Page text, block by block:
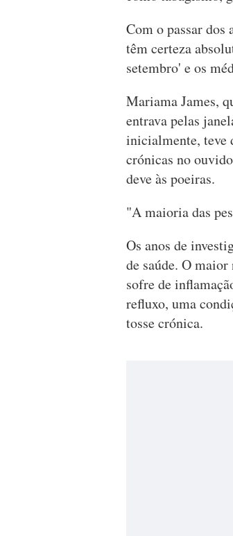
Com o passar dos
têm certeza
setembro' e os
Mariama James,
entrava pelas
inicialmente, teve
crónicas no
deve às poeiras.
"A maioria das
Os anos de
de saúde. O
sofre de
refluxo, uma
tosse crónica.